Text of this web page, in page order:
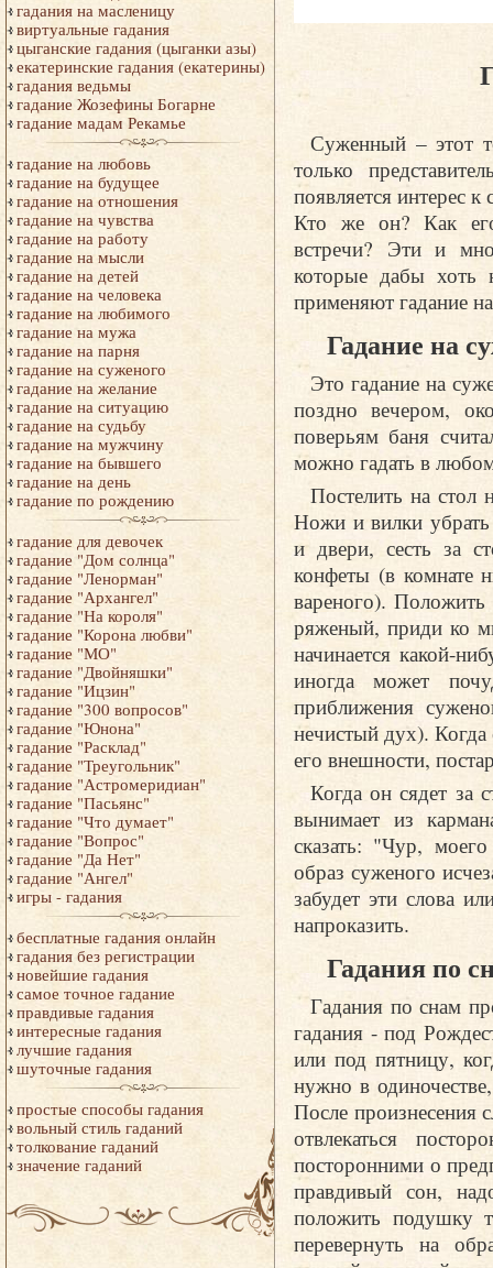
гадания на масленицу
виртуальные гадания
цыганские гадания (цыганки азы)
екатеринские гадания (екатерины)
гадания ведьмы
гадание Жозефины Богарне
гадание мадам Рекамье
гадание на любовь
гадание на будущее
гадание на отношения
гадание на чувства
гадание на работу
гадание на мысли
гадание на детей
гадание на человека
гадание на любимого
гадание на мужа
гадание на парня
гадание на суженого
гадание на желание
гадание на ситуацию
гадание на судьбу
гадание на мужчину
гадание на бывшего
гадание на день
гадание по рождению
гадание для девочек
гадание "Дом солнца"
гадание "Ленорман"
гадание "Архангел"
гадание "На короля"
гадание "Корона любви"
гадание "МО"
гадание "Двойняшки"
гадание "Ицзин"
гадание "300 вопросов"
гадание "Юнона"
гадание "Расклад"
гадание "Треугольник"
гадание "Астромеридиан"
гадание "Пасьянс"
гадание "Что думает"
гадание "Вопрос"
гадание "Да Нет"
гадание "Ангел"
игры - гадания
бесплатные гадания онлайн
гадания без регистрации
новейшие гадания
самое точное гадание
правдивые гадания
интересные гадания
лучшие гадания
шуточные гадания
простые способы гадания
вольный стиль гаданий
толкование гаданий
значение гаданий
Суженный – этот
только
появляется интерес
Кто же он? Как
встречи? Эти и
которые дабы хоть
применяют гадание
Гадание на
Это гадание на
поздно вечером,
поверьям баня
можно гадать в
Постелить на стол
Ножи и вилки
и двери, сесть за
конфеты (в комнате
вареного).
ряженый, приди ко
начинается какой-
иногда может
приближения
нечистый дух). Когда
его внешности,
Когда он сядет за
вынимает из
сказать: "Чур,
образ суженого
забудет эти слова
напроказить.
Гадания по
Гадания по снам
гадания - под
или под пятницу,
нужно в
После произнесения
отвлекаться
посторонними о
правдивый сон,
положить подушку
перевернуть на